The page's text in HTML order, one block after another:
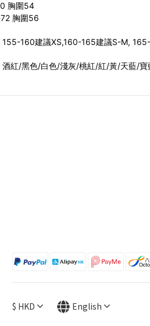
胸圍54
胸圍56
155-160建議XS,160-165建議S-M,
酒紅/黑色/白色/淺灰/桃紅/紅/黃/天藍/
$ HKD English